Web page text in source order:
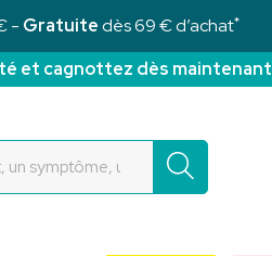
- Gratuitedès 69 € d’achat*
et cagnottez dès maintenant